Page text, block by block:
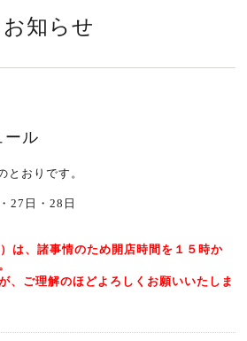
お知らせ
ール
とおりです。
27日・28日
は、諸事情のため開店時間を１５時か
、ご理解のほどよろしくお願いいたしま